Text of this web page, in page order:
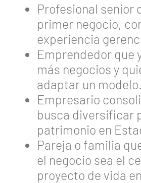
Profesional senior
primer negocio,
experiencia
Emprendedor que
más negocios y
adaptar un modelo.
Empresario
busca diversificar
patrimonio en
Pareja o familia
el negocio sea el
proyecto de vida